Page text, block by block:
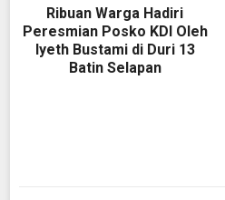
Ribuan Warga Hadiri
Peresmian Posko KDI Oleh
Iyeth Bustami di Duri 13
Batin Selapan